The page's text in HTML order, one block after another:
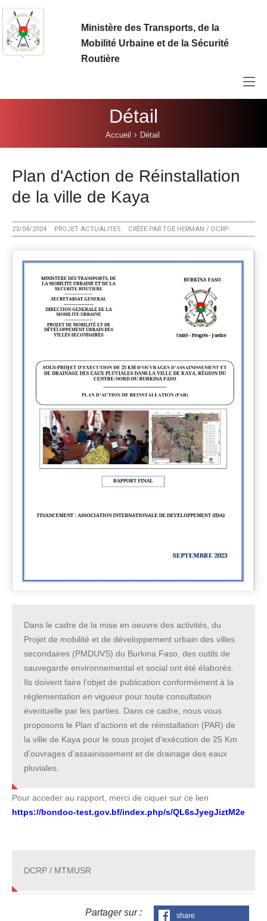
Aller au contenu principal
Ministère des Transports, de la
Mobilité Urbaine et de la Sécurité
Routière
Détail
Accueil Détail
Plan d'Action de Réinstallation
de la ville de Kaya
23/04/2024 PROJET ACTUALITES CRÉÉE PAR TOE HERMAN / DCRP
Dans le cadre de la mise en oeuvre des activités, du
Projet de mobilité et de développement urbain des villes
secondaires (PMDUVS) du Burkina Faso, des outils de
sauvegarde environnemental et social ont été élaborés.
Ils doivent faire l'objet de publication conformément à la
règlementation en vigueur pour toute consultation
éventuelle par les parties. Dans ce cadre, nous vous
proposons le Plan d'actions et de réinstallation (PAR) de
la ville de Kaya pour le sous projet d'exécution de 25 Km
d'ouvrages d'assainissement et de drainage des eaux
pluviales.
Pour acceder au rapport, merci de ciquer sur ce lien
https://bondoo-test.gov.bf/index.php/s/QL6sJyegJiztM2e
DCRP / MTMUSR
Partager sur : share